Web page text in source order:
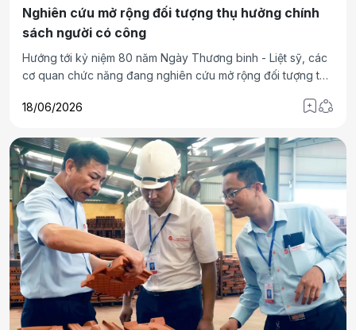
Nghiên cứu mở rộng đối tượng thụ hưởng chính
sách người có công
Hướng tới kỷ niệm 80 năm Ngày Thương binh - Liệt sỹ, các
cơ quan chức năng đang nghiên cứu mở rộng đối tượng thụ
thống pháp luật liên quan.
18/06/2026